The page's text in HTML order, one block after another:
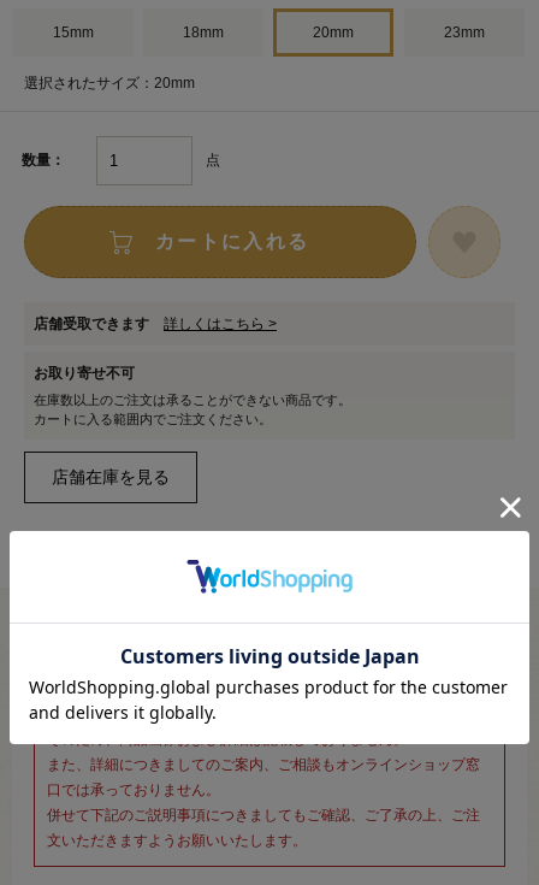
15mm 18mm 20mm 23mm
選択されたサイズ：20mm
数量： 点
カートに入れる
店舗受取できます 詳しくはこちら >
お取り寄せ不可
在庫数以上のご注文は承ることができない商品です。
カートに入る範囲内でご注文ください。
※新宿オカダヤ本店お取り扱い商品のご注文専用ページです※
こちらのページは、店頭にてあらかじめ商品詳細および商品コード
をご確認いただいた上でご注文いただけるページです。
また、詳細につきましてのご案内、ご相談もオンラインショップ窓
口では承っておりません。
併せて下記のご説明事項につきましてもご確認、ご了承の上、ご注
文いただきますようお願いいたします。